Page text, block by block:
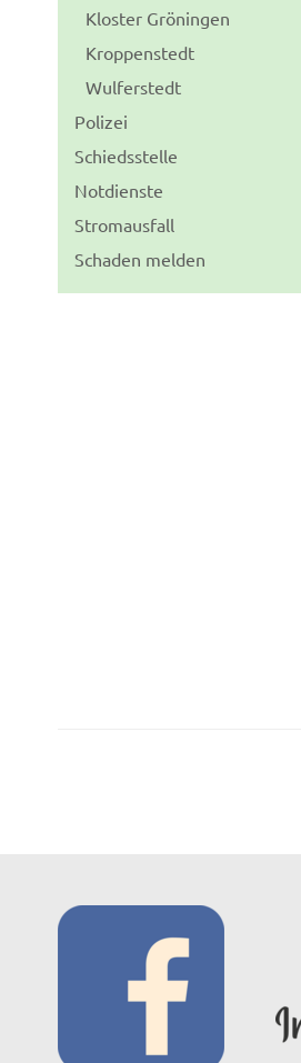
Kloster Gröningen
Kroppenstedt
Wulferstedt
Polizei
Schiedsstelle
Notdienste
Stromausfall
Schaden melden